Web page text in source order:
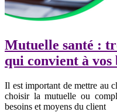
Mutuelle santé :
qui convient à vos
Il est important de mettre au
choisir la mutuelle ou
besoins et moyens du client